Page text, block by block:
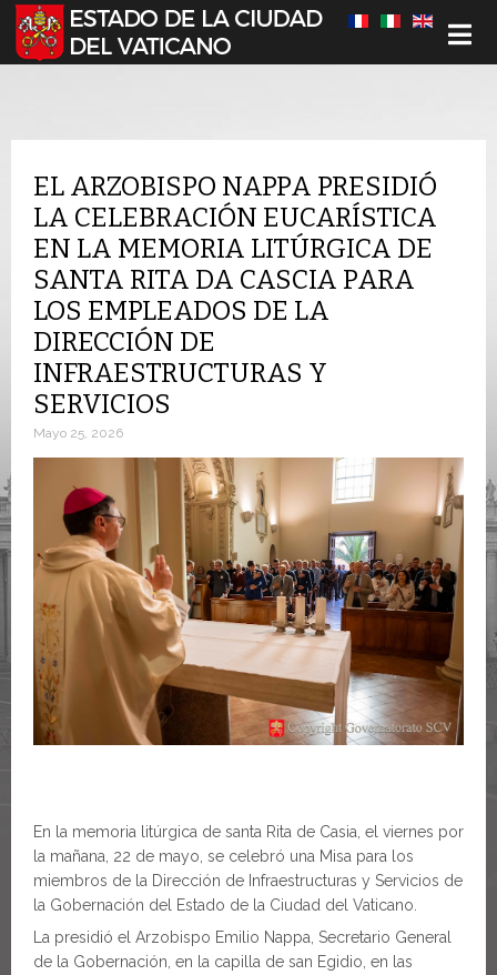
Seleccione su idioma
EL ARZOBISPO NAPPA PRESIDIÓ
LA CELEBRACIÓN EUCARÍSTICA
EN LA MEMORIA LITÚRGICA DE
SANTA RITA DA CASCIA PARA
LOS EMPLEADOS DE LA
DIRECCIÓN DE
INFRAESTRUCTURAS Y
SERVICIOS
Mayo 25, 2026
En la memoria litúrgica de santa Rita de Casia, el viernes por
la mañana, 22 de mayo, se celebró una Misa para los
miembros de la Dirección de Infraestructuras y Servicios de
la Gobernación del Estado de la Ciudad del Vaticano.
La presidió el Arzobispo Emilio Nappa, Secretario General
de la Gobernación, en la capilla de san Egidio, en las